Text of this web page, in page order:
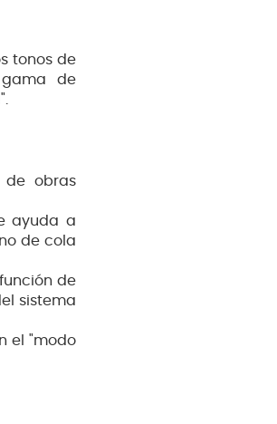
tonos de
de
de obras
ayuda a
de cola
de
sistema
el "modo